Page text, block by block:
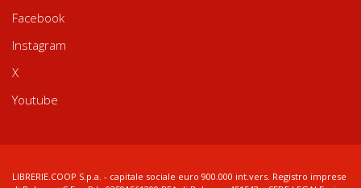
Facebook
Instagram
X
Youtube
LIBRERIE.COOP S.p.a. - capitale sociale euro 900.000 int.vers. Registro imprese